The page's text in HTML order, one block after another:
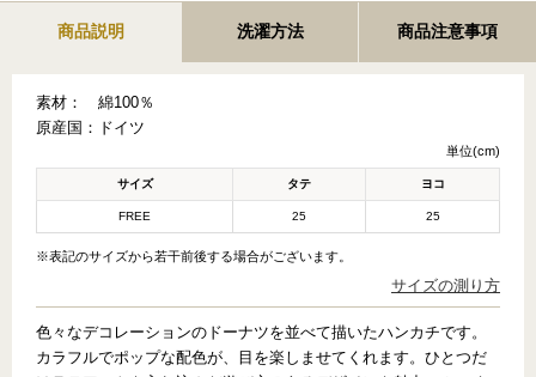
商品説明 洗濯方法 商品注意事項
素材：
綿100％
原産国： ドイツ
単位(cm)
サイズ タテ ヨコ
FREE 25 25
※表記のサイズから若干前後する場合がございます。
サイズの測り方
色々なデコレーションのドーナツを並べて描いたハンカチです。
カラフルでポップな配色が、目を楽しませてくれます。ひとつだ